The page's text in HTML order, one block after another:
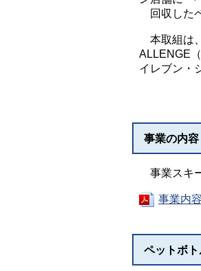
回収した
本取組は
ALLENGE
イレブン・
事業の内容
事業スキ
事業内
ペットボ